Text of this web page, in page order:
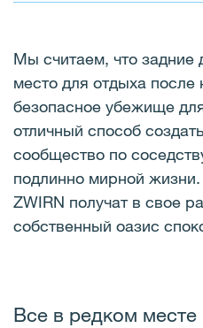
Мы считаем, что
место для отдыха
безопасное убежище
отличный способ
сообщество по
подлинно мирной
ZWIRN получат в свое
собственный оазис
Все в редком месте